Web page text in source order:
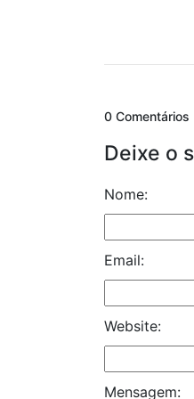
0 Comentários
Deixe o
Nome:
Email:
Website:
Mensagem: